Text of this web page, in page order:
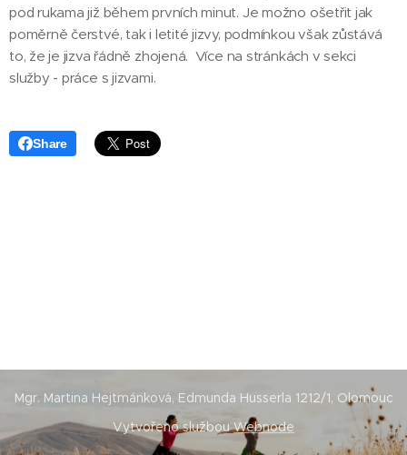
pod rukama již během prvních minut. Je možno ošetřit jak
poměrně čerstvé, tak i letité jizvy, podmínkou však zůstává
to, že je jizva řádně zhojená. Více na stránkách v sekci
služby - práce s jizvami.
Share
Mgr. Martina Hejtmánková, Edmunda Husserla 1212/1, Olomouc
Vytvořeno službouWebnode